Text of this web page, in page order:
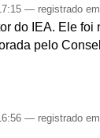
— registrado
do IEA. Ele
pelo
— registrado